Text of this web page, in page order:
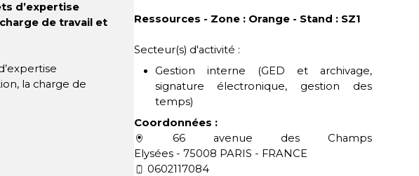
d’expertise
de travail et
la charge de
Ressources - Zone : Orange - Stand : SZ1
Secteur(s) d'activité :
Gestion interne (GED et archivage,
signature électronique, gestion des
temps)
Coordonnées :
66 avenue des Champs
Elysées - 75008 PARIS - FRANCE
0602117084